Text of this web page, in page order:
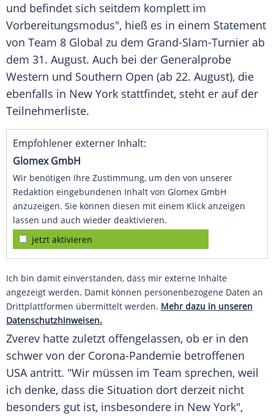
und befindet sich seitdem komplett im
Vorbereitungsmodus", hieß es in einem Statement
von Team 8 Global zu dem Grand-Slam-Turnier ab
dem 31. August. Auch bei der Generalprobe
Western und Southern Open (ab 22. August), die
ebenfalls in New York stattfindet, steht er auf der
Teilnehmerliste.
Empfohlener externer Inhalt:
Glomex GmbH
Wir benötigen Ihre Zustimmung, um den von unserer
Redaktion eingebundenen Inhalt von Glomex GmbH
anzuzeigen. Sie können diesen mit einem Klick anzeigen
lassen und auch wieder deaktivieren.
jetzt aktivieren
Ich bin damit einverstanden, dass mir externe Inhalte
angezeigt werden. Damit können personenbezogene Daten an
Drittplattformen übermittelt werden. Mehr dazu in unseren
Datenschutzhinweisen.
Zverev hatte zuletzt offengelassen, ob er in den
schwer von der Corona-Pandemie betroffenen
USA antritt. "Wir müssen im Team sprechen, weil
ich denke, dass die Situation dort derzeit nicht
besonders gut ist, insbesondere in New York",